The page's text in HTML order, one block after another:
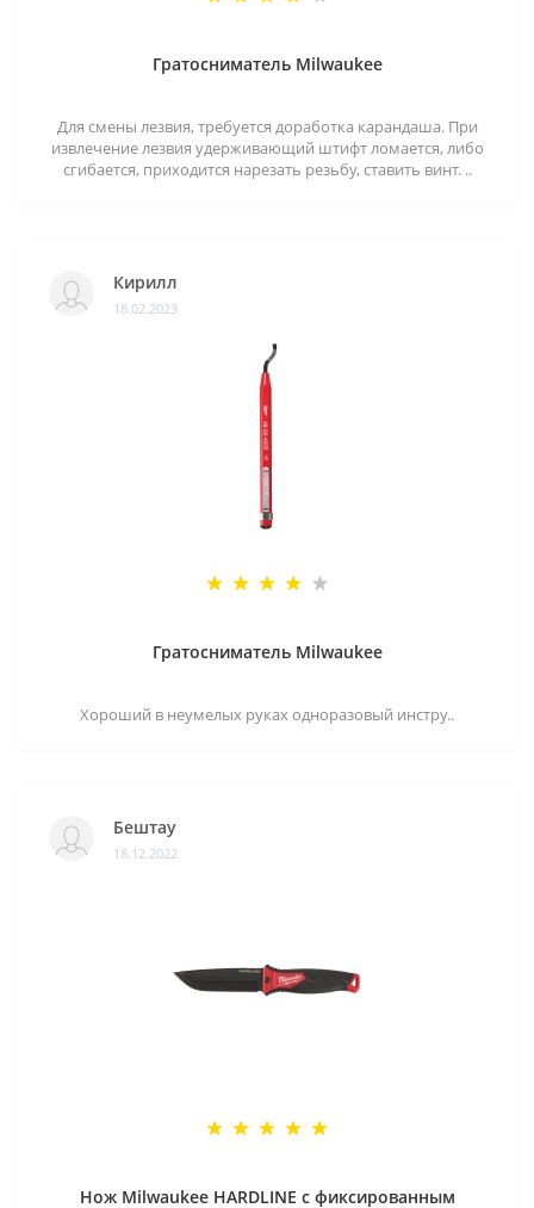
Гратосниматель Milwaukee
Для смены лезвия, требуется доработка карандаша. При
извлечение лезвия удерживающий штифт ломается, либо
сгибается, приходится нарезать резьбу, ставить винт. ..
Кирилл
18.02.2023
Гратосниматель Milwaukee
Хороший в неумелых руках одноразовый инстру..
Бештау
18.12.2022
Нож Milwaukee HARDLINE с фиксированным